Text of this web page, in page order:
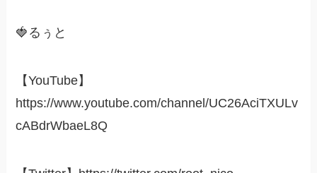
🍓るぅと
【YouTube】
https://www.youtube.com/channel/UC26AciTXULv
cABdrWbaeL8Q